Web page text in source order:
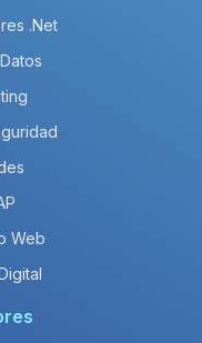
.Net
Web